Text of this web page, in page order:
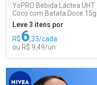
YoPRO Bebida Láctea UHT
Coco com Batata Doce 15g
de proteínas 250ml
Leve 3 itens por
R$6,33/cada
ou R$ 9,49/un